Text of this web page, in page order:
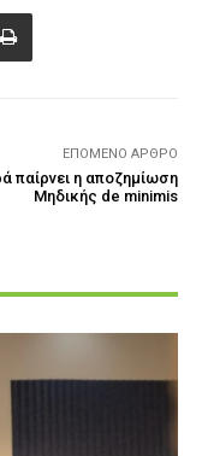
ΕΠΌΜΕΝΟ ΆΡΘΡΟ
παίρνει η αποζημίωση
Μηδικής de minimis